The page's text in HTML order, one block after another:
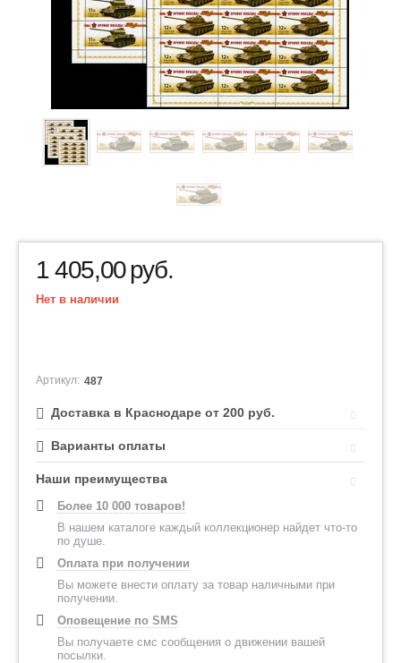
1 405,00руб.
Нет в наличии
Артикул: 487
Доставка в Краснодаре от 200 руб.
Варианты оплаты
Наши преимущества
Более 10 000 товаров!
В нашем каталоге каждый коллекционер найдет что-то
по душе.
Оплата при получении
Вы можете внести оплату за товар наличными при
получении.
Оповещение по SMS
Вы получаете смс сообщения о движении вашей
посылки.